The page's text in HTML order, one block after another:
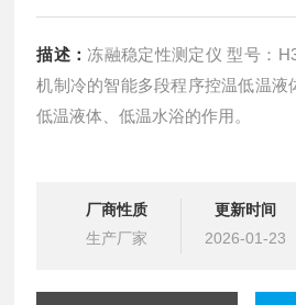
描述： 冻融稳定性测定仪 型号：H31175 仪器是采用压缩
机制冷的智能多段程序控温低温液
低温液体、低温水浴的作用。
厂商性质
生产厂家
更新时间
2026-01-23